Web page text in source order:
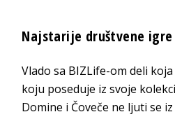
Najstarije društvene igre
Vlado sa BIZLife-om deli
koju poseduje iz svoje
Domine i Čoveče ne ljuti se